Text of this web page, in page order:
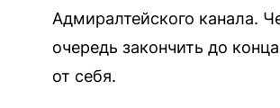
Адмиралтейского канала.
очередь закончить до
от себя.